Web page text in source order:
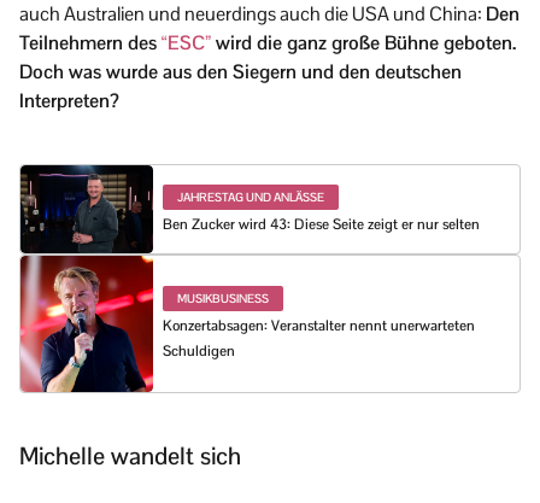
auch Australien und neuerdings auch die USA und China: Den
Teilnehmern des“ESC”wird die ganz große Bühne geboten.
Doch was wurde aus den Siegern und den deutschen
Interpreten?
JAHRESTAG UND ANLÄSSE
Ben Zucker wird 43: Diese Seite zeigt er nur selten
MUSIKBUSINESS
Konzertabsagen: Veranstalter nennt unerwarteten
Schuldigen
Michelle wandelt sich